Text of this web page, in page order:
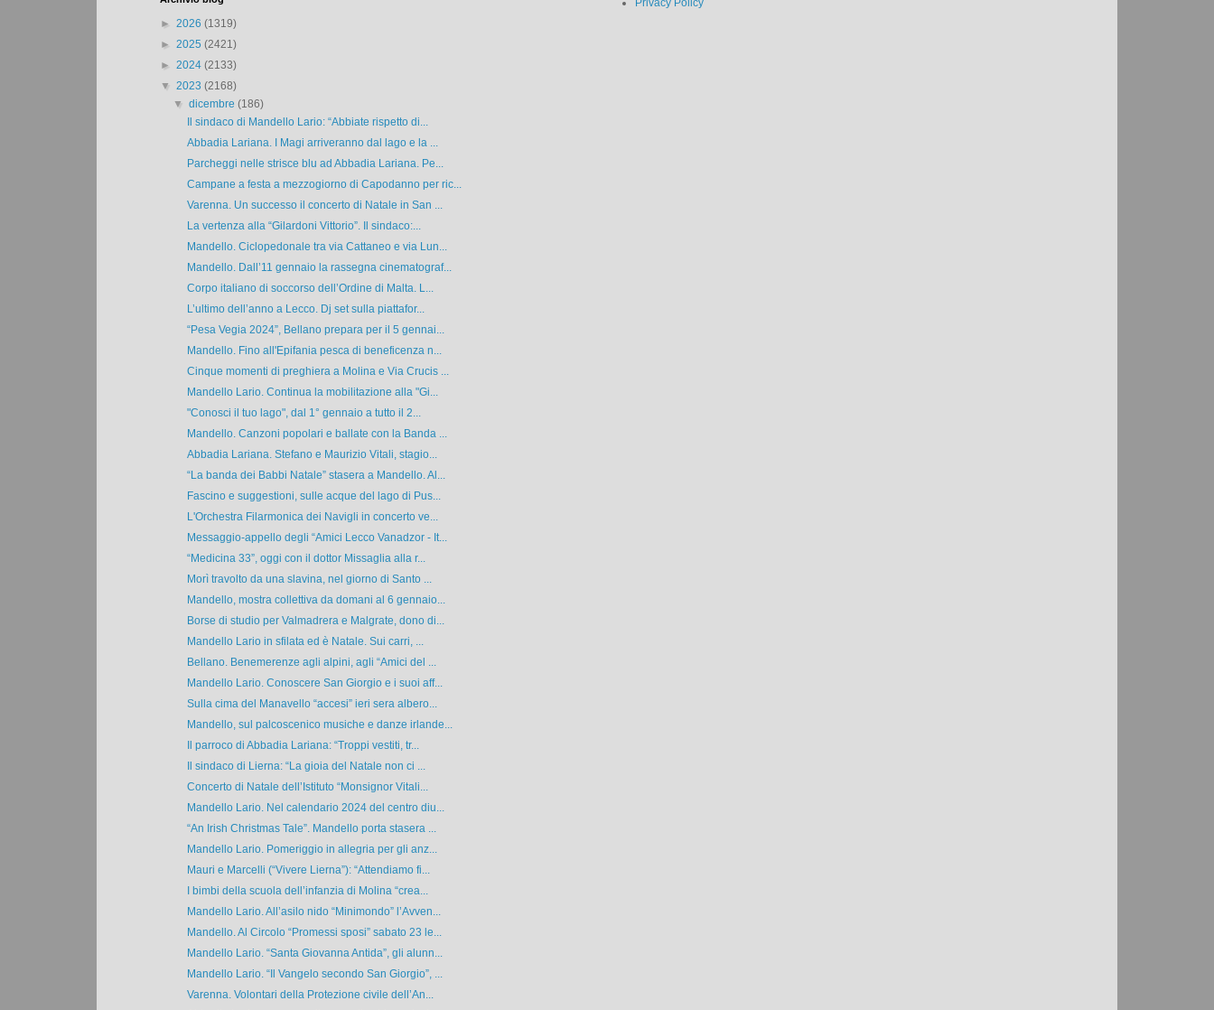
► 2026 (1319)
► 2025 (2421)
► 2024 (2133)
▼ 2023 (2168)
▼dicembre(186)
Il sindaco di Mandello Lario: “Abbiate rispetto di...
Abbadia Lariana. I Magi arriveranno dal lago e la ...
Parcheggi nelle strisce blu ad Abbadia Lariana. Pe...
Campane a festa a mezzogiorno di Capodanno per ric...
Varenna. Un successo il concerto di Natale in San ...
La vertenza alla “Gilardoni Vittorio”. Il sindaco:...
Mandello. Ciclopedonale tra via Cattaneo e via Lun...
Mandello. Dall’11 gennaio la rassegna cinematograf...
Corpo italiano di soccorso dell’Ordine di Malta. L...
L’ultimo dell’anno a Lecco. Dj set sulla piattafor...
“Pesa Vegia 2024”, Bellano prepara per il 5 gennai...
Mandello. Fino all'Epifania pesca di beneficenza n...
Cinque momenti di preghiera a Molina e Via Crucis ...
Mandello Lario. Continua la mobilitazione alla "Gi...
"Conosci il tuo lago", dal 1° gennaio a tutto il 2...
Mandello. Canzoni popolari e ballate con la Banda ...
Abbadia Lariana. Stefano e Maurizio Vitali, stagio...
“La banda dei Babbi Natale” stasera a Mandello. Al...
Fascino e suggestioni, sulle acque del lago di Pus...
L'Orchestra Filarmonica dei Navigli in concerto ve...
Messaggio-appello degli “Amici Lecco Vanadzor - It...
“Medicina 33”, oggi con il dottor Missaglia alla r...
Morì travolto da una slavina, nel giorno di Santo ...
Mandello, mostra collettiva da domani al 6 gennaio...
Borse di studio per Valmadrera e Malgrate, dono di...
Mandello Lario in sfilata ed è Natale. Sui carri, ...
Bellano. Benemerenze agli alpini, agli “Amici del ...
Mandello Lario. Conoscere San Giorgio e i suoi aff...
Sulla cima del Manavello “accesi” ieri sera albero...
Mandello, sul palcoscenico musiche e danze irlande...
Il parroco di Abbadia Lariana: “Troppi vestiti, tr...
Il sindaco di Lierna: “La gioia del Natale non ci ...
Concerto di Natale dell’Istituto “Monsignor Vitali...
Mandello Lario. Nel calendario 2024 del centro diu...
“An Irish Christmas Tale”. Mandello porta stasera ...
Mandello Lario. Pomeriggio in allegria per gli anz...
Mauri e Marcelli (“Vivere Lierna”): “Attendiamo fi...
I bimbi della scuola dell’infanzia di Molina “crea...
Mandello Lario. All’asilo nido “Minimondo” l’Avven...
Mandello. Al Circolo “Promessi sposi” sabato 23 le...
Mandello Lario. “Santa Giovanna Antida”, gli alunn...
Mandello Lario. “Il Vangelo secondo San Giorgio”, ...
Varenna. Volontari della Protezione civile dell’An...
Privacy Policy